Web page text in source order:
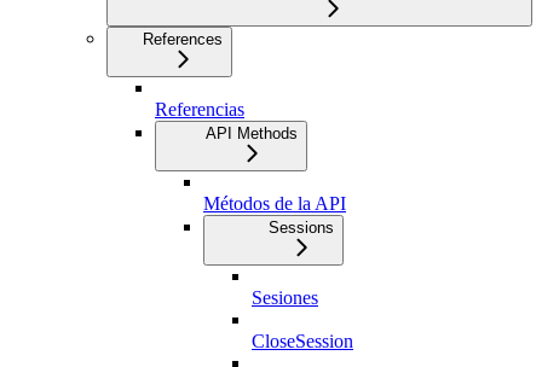
References
Referencias
API Methods
Métodos de la API
Sessions
Sesiones
CloseSession